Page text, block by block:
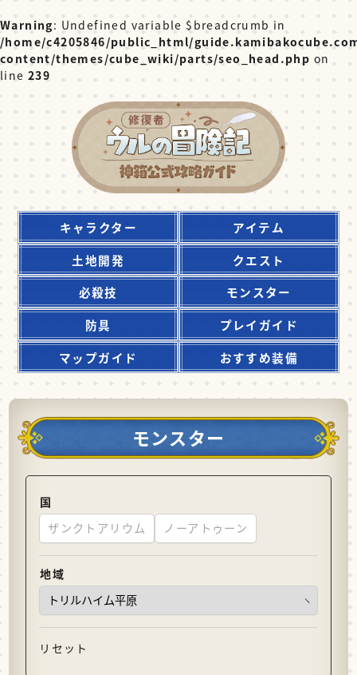
Warning: Undefined variable $breadcrumb in
/home/c4205846/public_html/
content/themes/cube_wiki/parts/seo_head.php on
line 239
キャラクター
アイテム
土地開発
クエスト
必殺技
モンスター
防具
プレイガイド
マップガイド
おすすめ装備
モンスター
国
ザンクトアリウム
ノーアトゥーン
地域
リセット